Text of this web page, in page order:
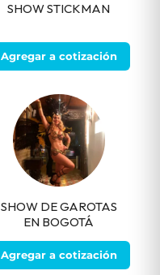
SHOW STICKMAN
Agregar a cotización
SHOW DE GAROTAS
EN BOGOTÁ
Agregar a cotización